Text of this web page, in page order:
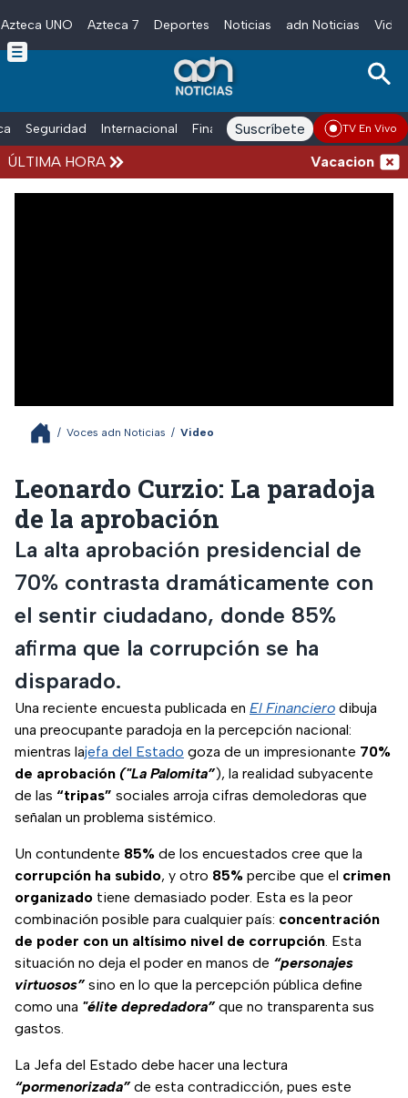
Skip to main content
Azteca UNO Azteca 7 Deportes Noticias adn Noticias
Seguridad Internacional Finanzas adn Noticias Radio
Suscríbete TV En Vivo
ÚLTIMA HORA Vacaciones
/ Voces adn Noticias / Video
Leonardo Curzio: La paradoja
de la aprobación
La alta aprobación presidencial de
70% contrasta dramáticamente con
el sentir ciudadano, donde 85%
afirma que la corrupción se ha
disparado.
Una reciente encuesta publicada en El Financiero dibuja
una preocupante paradoja en la percepción nacional:
mientras lajefa del Estado goza de un impresionante 70%
de aprobación ("La Palomita”), la realidad subyacente
de las “tripas” sociales arroja cifras demoledoras que
señalan un problema sistémico.
Un contundente 85% de los encuestados cree que la
corrupción ha subido, y otro 85% percibe que el crimen
organizado tiene demasiado poder. Esta es la peor
combinación posible para cualquier país: concentración
de poder con un altísimo nivel de corrupción. Esta
situación no deja el poder en manos de “personajes
virtuosos”sino en lo que la percepción pública define
como una "élite depredadora”que no transparenta sus
gastos.
La Jefa del Estado debe hacer una lectura
“pormenorizada”de esta contradicción, pues este